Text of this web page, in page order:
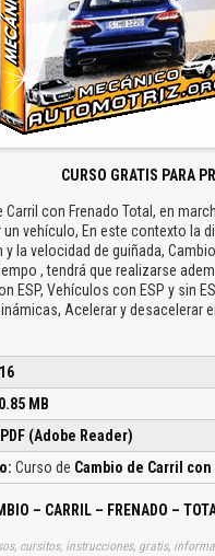
CURSO GRATIS PARA
Carril con Frenado Total, en
vehículo, En este contexto la
la velocidad de guiñada,
, tendrá que realizarse
ESP, Vehículos con ESP y sin
Acelerar y desacelerar
MB
(Adobe Reader)
Curso de Cambio de Carril con
– CARRIL – FRENADO –
cursitos, instrucciones, gratis,